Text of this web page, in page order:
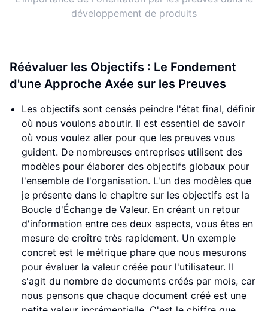
développement de produits
Réévaluer les Objectifs : Le Fondement
d'une Approche Axée sur les Preuves
Les objectifs sont censés peindre l'état final, définir
où nous voulons aboutir. Il est essentiel de savoir
où vous voulez aller pour que les preuves vous
guident. De nombreuses entreprises utilisent des
modèles pour élaborer des objectifs globaux pour
l'ensemble de l'organisation. L'un des modèles que
je présente dans le chapitre sur les objectifs est la
Boucle d'Échange de Valeur. En créant un retour
d'information entre ces deux aspects, vous êtes en
mesure de croître très rapidement. Un exemple
concret est le métrique phare que nous mesurons
pour évaluer la valeur créée pour l'utilisateur. Il
s'agit du nombre de documents créés par mois, car
nous pensons que chaque document créé est une